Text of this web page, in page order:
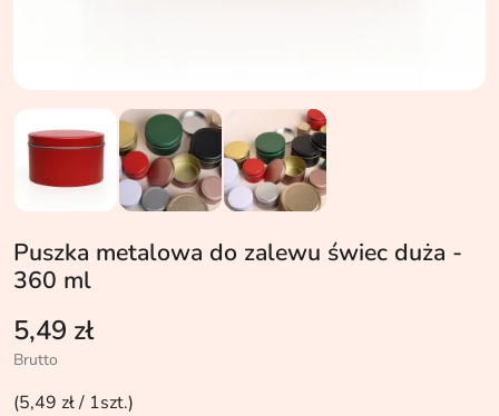
Puszka metalowa do zalewu świec duża -
360 ml
5,49 zł
Brutto
(5,49 zł / 1szt.)